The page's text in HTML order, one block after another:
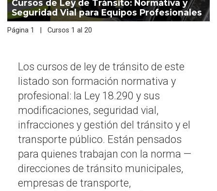
Cursos de Ley de Tránsito: Normativa y
Seguridad Vial para Equipos Profesionales
Página 1 | Cursos 1 al 20
Los cursos de ley de tránsito de este
listado son formación normativa y
profesional: la Ley 18.290 y sus
modificaciones, seguridad vial,
infracciones y gestión del tránsito y el
transporte público. Están pensados
para quienes trabajan con la norma —
direcciones de tránsito municipales,
empresas de transporte,